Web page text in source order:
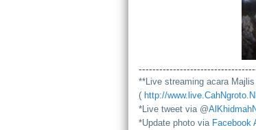
**Live streaming acara
( http://
*Live tweet via @
*Update photo via Facebook